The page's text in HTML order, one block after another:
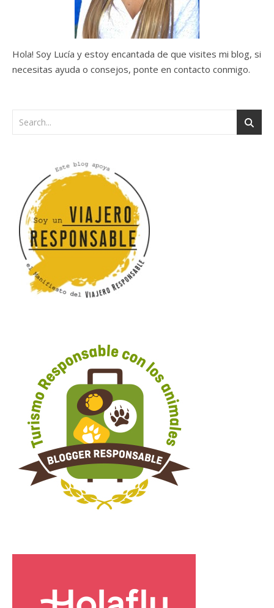
Hola! Soy Lucía y estoy encantada de que visites mi blog, si
necesitas ayuda o consejos, ponte en contacto conmigo.